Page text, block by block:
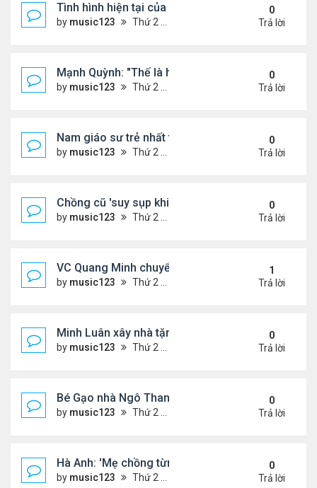
Tình hình hiện tại của Quang Lê
by music123 Thứ 2 Tháng 8 03, 2026 7:00 pm
0
Trả lời
Mạnh Quỳnh: "Thế là hết"
by music123 Thứ 2 Tháng 8 03, 2026 6:56 pm
0
Trả lời
Nam giáo sư trẻ nhất thế giới ở tuổi 18
by music123 Thứ 2 Tháng 8 03, 2026 6:50 pm
0
Trả lời
Chồng cũ 'suy sụp khi biết tin Nicole Kidman có
by music123 Thứ 2 Tháng 8 03, 2026 6:41 pm
0
Trả lời
VC Quang Minh chuyển về tổ ấm
by music123 Thứ 2 Tháng 8 03, 2026 5:56 pm
1
Trả lời
Minh Luân xây nhà tặng cha mẹ
by music123 Thứ 2 Tháng 8 03, 2026 5:45 pm
0
Trả lời
Bé Gạo nhà Ngô Thanh Vân dễ thương trong tiệc
by music123 Thứ 2 Tháng 8 03, 2026 5:19 pm
0
Trả lời
Hà Anh: 'Mẹ chồng từng ngạc nhiên vì tôi luôn trả
by music123 Thứ 2 Tháng 8 03, 2026 5:13 pm
0
Trả lời